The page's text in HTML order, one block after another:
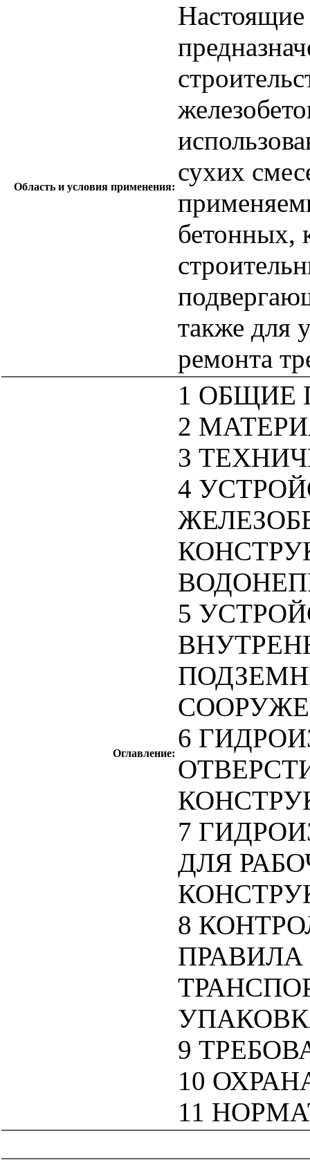
Область и условия применения:
Настоящие
сухих
бетонных,
также для
ремонта
Оглавление:
1 ОБЩИЕ
2
3
4
5
6
7
ДЛЯ
8
9
10
11